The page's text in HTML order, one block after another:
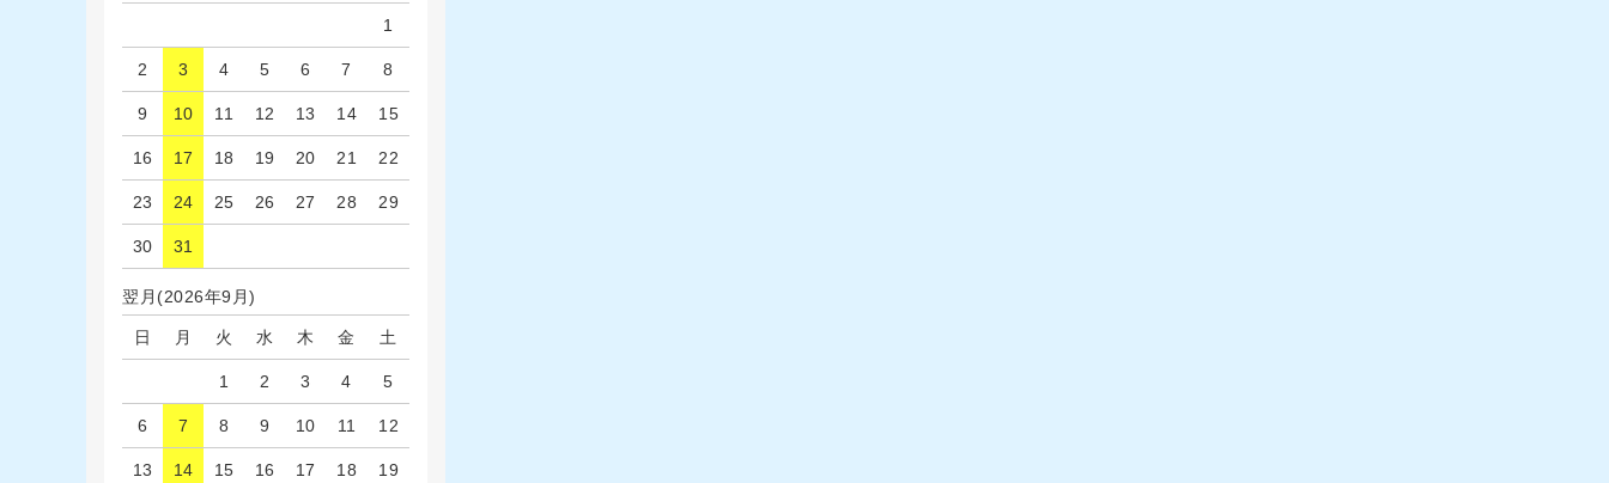
1
2 3 4 5 6 7 8
9 10 11 12 13 14 15
16 17 18 19 20 21 22
23 24 25 26 27 28 29
30 31
翌月(2026年9月)
日 月 火 水 木 金 土
1 2 3 4 5
6 7 8 9 10 11 12
13 14 15 16 17 18 19